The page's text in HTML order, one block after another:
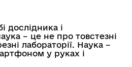
дослідника і
– це не про товстезні
лабораторії. Наука –
у руках і